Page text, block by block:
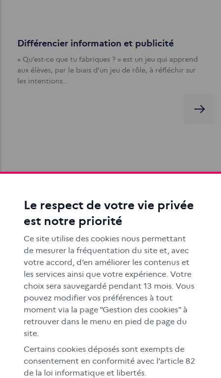
Différencier information et publicité
« Qu’est-ce que tu fabriques ? » est un jeu qui apprend
aux élèves, par le biais d’un jeu de rôle, à réfléchir sur
les intentions…
publicitaire ? En laissant penser qu’il ne s’agit pas d’un
Rechercher une information sur internet
Les objectifs de cette séquence pédagogique à
fonctionnement d’un moteur de…
Le respect de votre vie privée
est notre priorité
Ce site utilise des cookies nous permettant
de mesurer la fréquentation du site et, avec
votre accord, d’en améliorer les contenus et
les services ainsi que votre expérience. Votre
choix sera sauvegardé pendant 13 mois. Vous
pouvez modifier vos préférences à tout
moment via la page "Gestion des cookies" à
retrouver dans le menu en pied de page du
site.
Certains cookies déposés sont exempts de
consentement en conformité avec l’article 82
de la loi informatique et libertés.